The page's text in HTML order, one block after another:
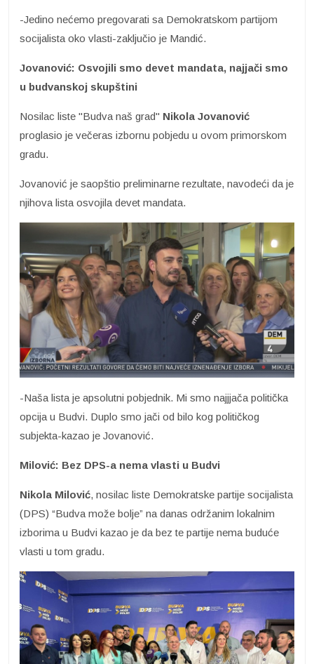
-Jedino nećemo pregovarati sa Demokratskom partijom
socijalista oko vlasti-zaključio je Mandić.
Jovanović: Osvojili smo devet mandata, najjači smo
u budvanskoj skupštini
Nosilac liste "Budva naš grad" Nikola Jovanović
proglasio je večeras izbornu pobjedu u ovom primorskom
gradu.
Jovanović je saopštio preliminarne rezultate, navodeći da je
njihova lista osvojila devet mandata.
-Naša lista je apsolutni pobjednik. Mi smo najjjača politička
opcija u Budvi. Duplo smo jači od bilo kog političkog
subjekta-kazao je Jovanović.
Milović: Bez DPS-a nema vlasti u Budvi
Nikola Milović, nosilac liste Demokratske partije socijalista
(DPS) “Budva može bolje” na danas održanim lokalnim
izborima u Budvi kazao je da bez te partije nema buduće
vlasti u tom gradu.